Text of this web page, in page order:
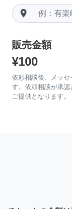
room
販売金額
¥100
依頼相談後、メッ
す。依頼相談が承
ご提供となります。